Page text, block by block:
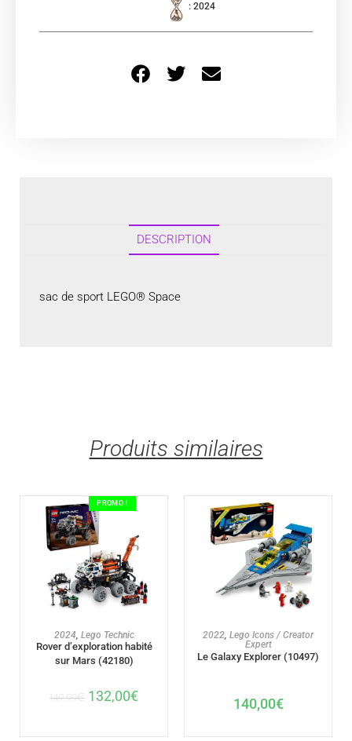
: 2024
DESCRIPTION
sac de sport LEGO® Space
Produits similaires
PROMO !
AJOUTER AU PANIER
2024 Lego Technic
Rover d’exploration habité
sur Mars (42180)
149,99€ 132,00€
AJOUTER AU PANIER
2022 Lego Icons / Creator
Expert
Le Galaxy Explorer (10497)
140,00€